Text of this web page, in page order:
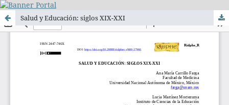
Salud y Educación: siglos XIX-XXI